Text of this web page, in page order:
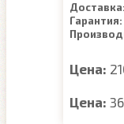
Доставка:
Гарантия:
Цена:
Цена: